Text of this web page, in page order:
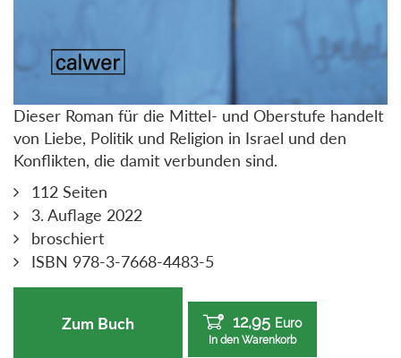
Dieser Roman für die Mittel- und Oberstufe handelt
von Liebe, Politik und Religion in Israel und den
Konflikten, die damit verbunden sind.
112 Seiten
3. Auflage 2022
broschiert
ISBN 978-3-7668-4483-5
Zum Buch 12,95 Euro
In den Warenkorb